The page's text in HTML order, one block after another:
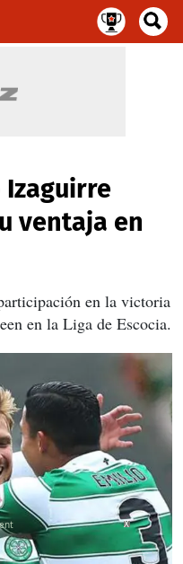
Izaguirre
ventaja en
en la victoria
en la Liga de Escocia.
X
X